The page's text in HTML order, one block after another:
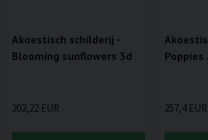
Akoestisch schilderij -
Blooming sunflowers 3d
202,22 EUR 257,4 EUR